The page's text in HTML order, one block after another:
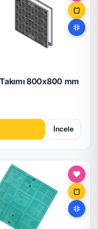
800x800 mm
İncele